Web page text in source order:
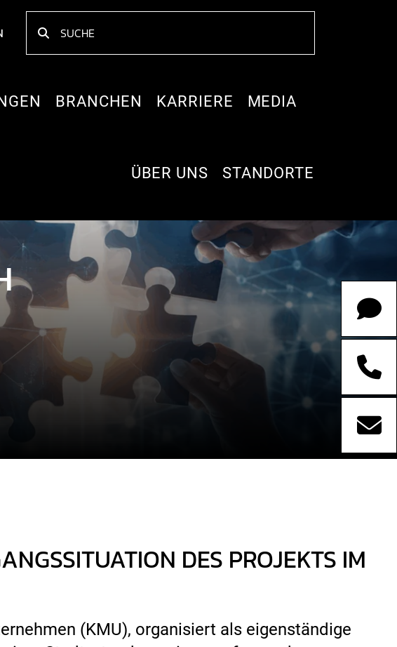
BRANCHEN KARRIERE MEDIA
ÜBER UNS STANDORTE
DES PROJEKTS IM
(KMU), organisiert als eigenständige